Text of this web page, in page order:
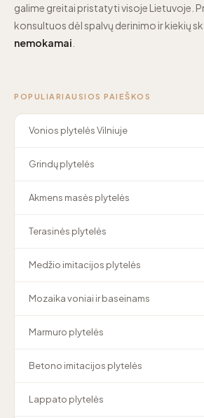
galime greitai pristatyti visoje Lietuvoje.
konsultuos dėl spalvų derinimo ir kiekių
nemokamai
POPULIARIAUSIOS PAIEŠKOS
Vonios plytelės Vilniuje
Grindų plytelės
Akmens masės plytelės
Terasinės plytelės
Medžio imitacijos plytelės
Mozaika voniai ir baseinams
Marmuro plytelės
Betono imitacijos plytelės
Lappato plytelės